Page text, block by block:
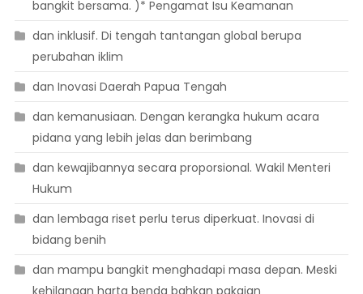
bangkit bersama. )* Pengamat Isu Keamanan
dan inklusif. Di tengah tantangan global berupa
perubahan iklim
dan Inovasi Daerah Papua Tengah
dan kemanusiaan. Dengan kerangka hukum acara
pidana yang lebih jelas dan berimbang
dan kewajibannya secara proporsional. Wakil Menteri
Hukum
dan lembaga riset perlu terus diperkuat. Inovasi di
bidang benih
dan mampu bangkit menghadapi masa depan. Meski
kehilangan harta benda bahkan pakaian